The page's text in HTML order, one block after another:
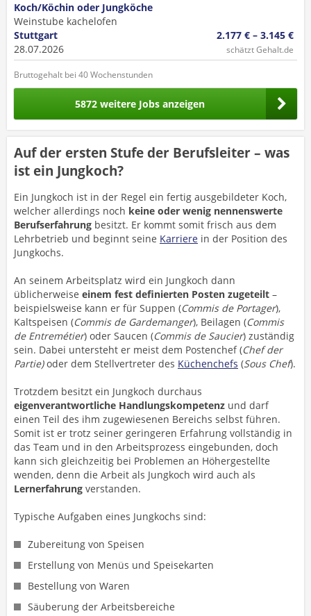
Koch/Köchin oder Jungköche
Weinstube kachelofen
Stuttgart
28.07.2026
2.177 € – 3.145 €
schätzt Gehalt.de
Bruttogehalt bei 40 Wochenstunden
5872 weitere Jobs anzeigen
Auf der ersten Stufe der Berufsleiter – was
ist ein Jungkoch?
Ein Jungkoch ist in der Regel ein fertig ausgebildeter Koch,
welcher allerdings noch keine oder wenig nennenswerte
Berufserfahrung besitzt. Er kommt somit frisch aus dem
Lehrbetrieb und beginnt seine Karriere in der Position des
Jungkochs.
An seinem Arbeitsplatz wird ein Jungkoch dann
üblicherweise einem fest definierten Posten zugeteilt –
beispielsweise kann er für Suppen (Commis de Portager),
Kaltspeisen (Commis de Gardemanger), Beilagen (Commis
de Entremétier) oder Saucen (Commis de Saucier) zuständig
sein. Dabei untersteht er meist dem Postenchef (Chef der
Partie)oder dem Stellvertreter des Küchenchefs (Sous Chef).
Trotzdem besitzt ein Jungkoch durchaus
eigenverantwortliche Handlungskompetenz und darf
einen Teil des ihm zugewiesenen Bereichs selbst führen.
Somit ist er trotz seiner geringeren Erfahrung vollständig in
das Team und in den Arbeitsprozess eingebunden, doch
kann sich gleichzeitig bei Problemen an Höhergestellte
wenden, denn die Arbeit als Jungkoch wird auch als
Lernerfahrung verstanden.
Typische Aufgaben eines Jungkochs sind:
Zubereitung von Speisen
Erstellung von Menüs und Speisekarten
Bestellung von Waren
Säuberung der Arbeitsbereiche